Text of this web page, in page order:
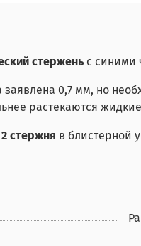
стержень с синими
0,7 мм, но
растекаются
2 стержня в блистерной